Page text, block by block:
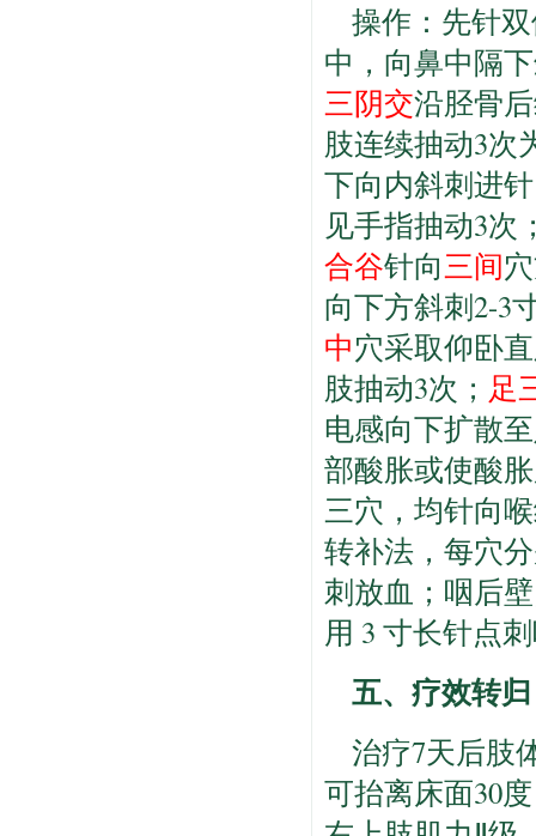
操作：先针
中，向鼻中隔
三阴交沿胫骨
肢连续抽动3次
下向内斜刺进
见手指抽动3次
合谷针向三间
向下方斜刺2-3
中穴采取仰卧
肢抽动3次； 足
电感向下扩散
部酸胀或使酸
三穴，均针向
转补法，每穴
刺放血；咽后
用 3 寸长针点
五、疗效转归
治疗7天后肢
可抬离床面30